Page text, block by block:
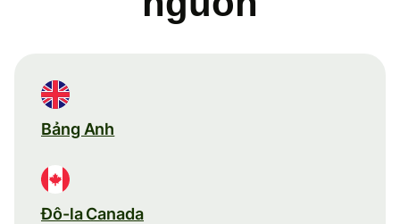
Bảng Anh
Đô-la Canada